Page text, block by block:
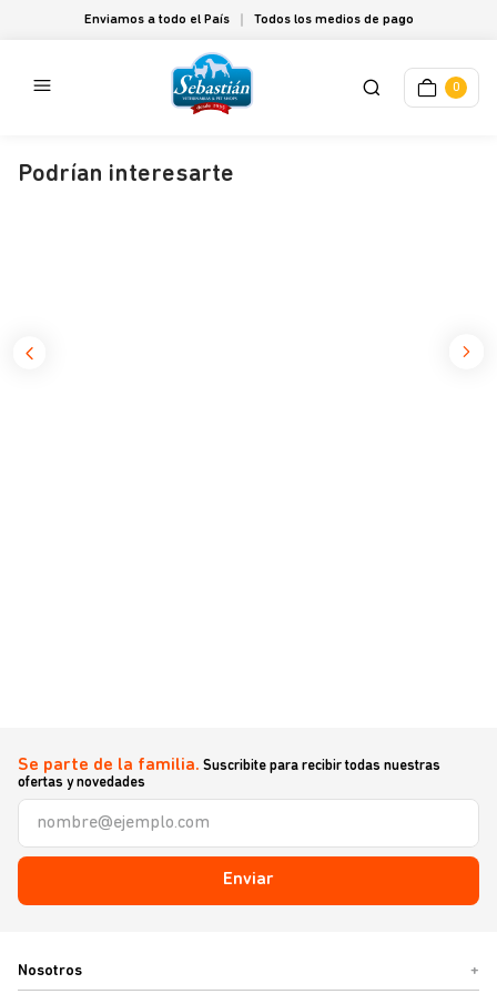
Enviamos a todo el País Todos los medios de pago
0
Podrían interesarte
Se parte de la familia. Suscribite para recibir todas nuestras
ofertas y novedades
Enviar
Nosotros +